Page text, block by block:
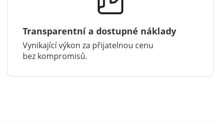
Transparentní a dostupné náklady
Vynikající výkon za přijatelnou cenu
bez kompromisů.